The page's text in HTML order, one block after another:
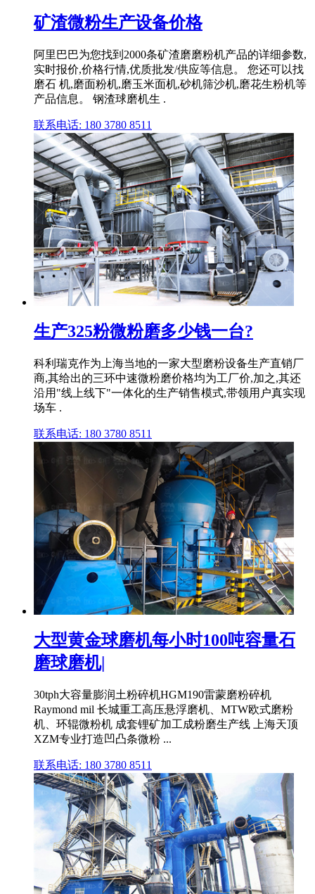
矿渣微粉生产设备价格
阿里巴巴为您找到2000条矿渣磨磨粉机产品的详细参数,
实时报价,价格行情,优质批发/供应等信息。 您还可以找
磨石 机,磨面粉机,磨玉米面机,砂机筛沙机,磨花生粉机等
产品信息。 钢渣球磨机生 .
联系电话: 180 3780 8511
生产325粉微粉磨多少钱一台?
科利瑞克作为上海当地的一家大型磨粉设备生产直销厂
商,其给出的三环中速微粉磨价格均为工厂价,加之,其还
沿用"线上线下"一体化的生产销售模式,带领用户真实现
场车 .
联系电话: 180 3780 8511
大型黄金球磨机每小时100吨容量石
磨球磨机|
30tph大容量膨润土粉碎机HGM190雷蒙磨粉碎机
Raymond mil 长城重工高压悬浮磨机、MTW欧式磨粉
机、环辊微粉机 成套锂矿加工成粉磨生产线 上海天顶
XZM专业打造凹凸条微粉 ...
联系电话: 180 3780 8511